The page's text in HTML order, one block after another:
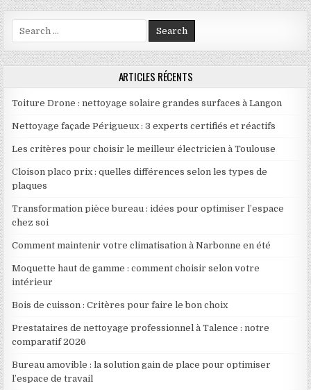
Search for:
ARTICLES RÉCENTS
Toiture Drone : nettoyage solaire grandes surfaces à Langon
Nettoyage façade Périgueux : 3 experts certifiés et réactifs
Les critères pour choisir le meilleur électricien à Toulouse
Cloison placo prix : quelles différences selon les types de
plaques
Transformation pièce bureau : idées pour optimiser l’espace
chez soi
Comment maintenir votre climatisation à Narbonne en été
Moquette haut de gamme : comment choisir selon votre
intérieur
Bois de cuisson : Critères pour faire le bon choix
Prestataires de nettoyage professionnel à Talence : notre
comparatif 2026
Bureau amovible : la solution gain de place pour optimiser
l’espace de travail